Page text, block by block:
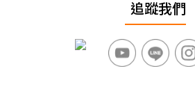
追蹤我們